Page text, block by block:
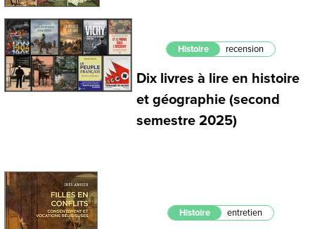
Histoire recension
Dix livres à lire en histoire
et géographie (second
semestre 2025)
Histoire entretien